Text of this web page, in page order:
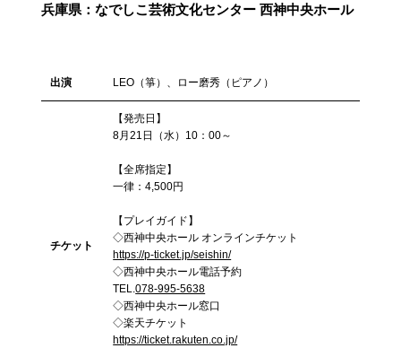
兵庫県：なでしこ芸術文化センター 西神中央ホール
出演 LEO（箏）、ロー磨秀（ピアノ）
チケット
【発売日】
8月21日（水）10：00～
【全席指定】
一律：4,500円
【プレイガイド】
◇西神中央ホール オンラインチケット
https://p-ticket.jp/seishin/
◇西神中央ホール電話予約
TEL.078-995-5638
◇西神中央ホール窓口
◇楽天チケット
https://ticket.rakuten.co.jp/